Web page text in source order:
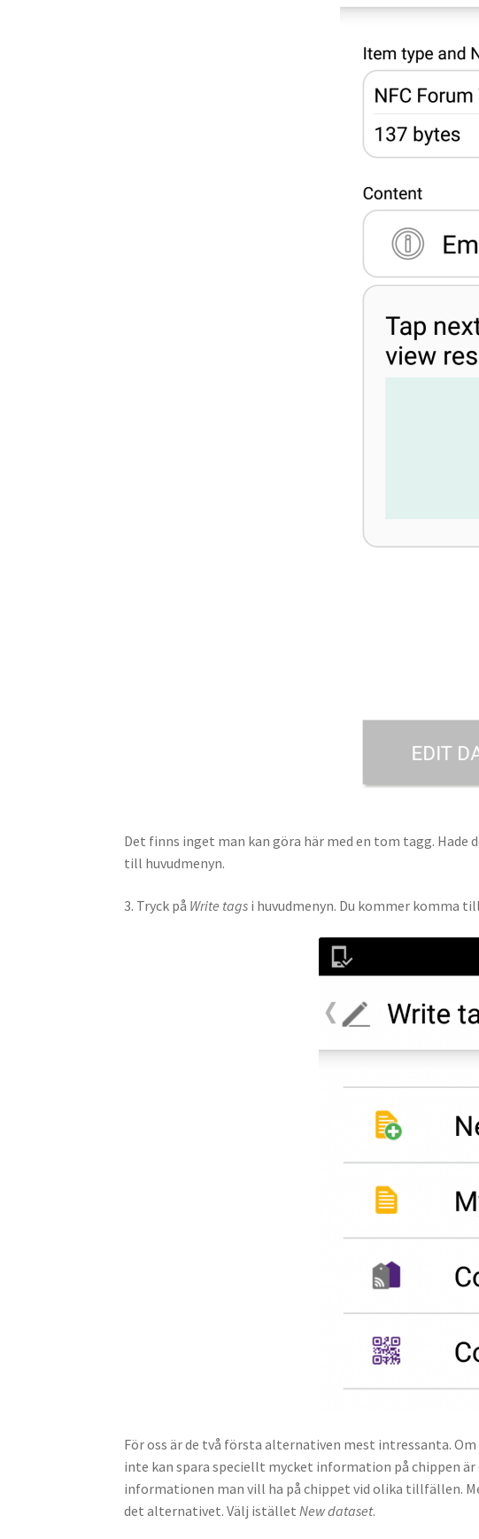
Det finns inget man kan göra här med en tom tagg.
till huvudmenyn.
3. Tryck på Write tags i huvudmenyn. Du kommer komma
För oss är de två första alternativen mest intressanta.
inte kan spara speciellt mycket information på chippen
informationen man vill ha på chippet vid olika tillfällen.
det alternativet. Välj iställetNew dataset.